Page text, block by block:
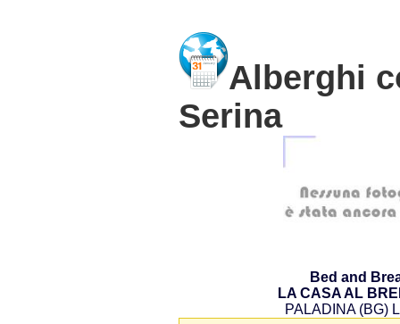
Alberghi
Serina
Bed and
LA CASA AL
PALADINA (BG)